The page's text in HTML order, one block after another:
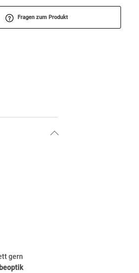
Fragen zum Produkt
gern